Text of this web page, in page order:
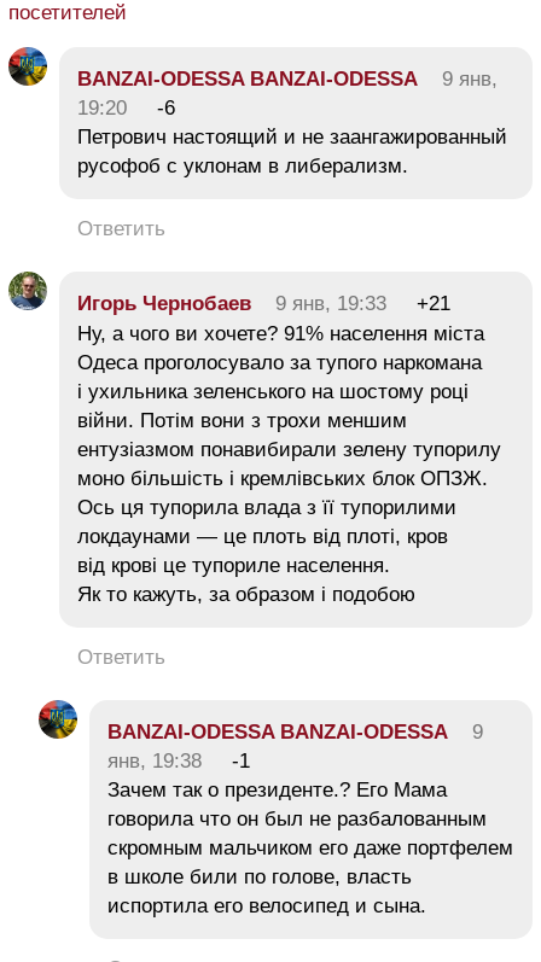
посетителей
BANZAI-ODESSA BANZAI-ODESSA
9 янв,
19:20
-6
Петрович настоящий и не заангажированный
русофоб с уклонам в либерализм.
Ответить
Игорь Чернобаев 9 янв, 19:33
+21
Ну, а чого ви хочете? 91% населення міста
Одеса проголосувало за тупого наркомана
і ухильника зеленського на шостому році
війни. Потім вони з трохи меншим
ентузіазмом понавибирали зелену тупорилу
моно більшість і кремлівських блок ОПЗЖ.
Ось ця тупорила влада з її тупорилими
локдаунами — це плоть від плоті, кров
від крові це тупориле населення.
Як то кажуть, за образом і подобою
Ответить
BANZAI-ODESSA BANZAI-ODESSA
9
янв, 19:38
-1
Зачем так о президенте.? Его Мама
говорила что он был не разбалованным
скромным мальчиком его даже портфелем
в школе били по голове, власть
испортила его велосипед и сына.